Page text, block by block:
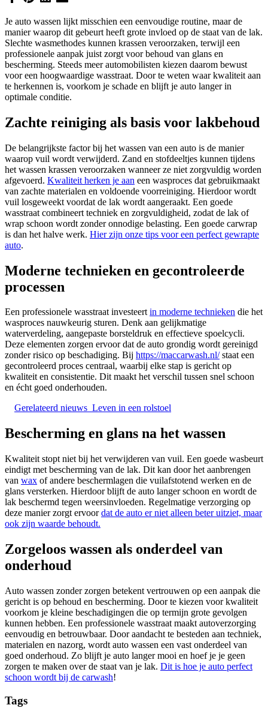
Je auto wassen lijkt misschien een eenvoudige routine, maar de
manier waarop dit gebeurt heeft grote invloed op de staat van de lak.
Slechte wasmethodes kunnen krassen veroorzaken, terwijl een
professionele aanpak juist zorgt voor behoud van glans en
bescherming. Steeds meer automobilisten kiezen daarom bewust
voor een hoogwaardige wasstraat. Door te weten waar kwaliteit aan
te herkennen is, voorkom je schade en blijft je auto langer in
optimale conditie.
Zachte reiniging als basis voor lakbehoud
De belangrijkste factor bij het wassen van een auto is de manier
waarop vuil wordt verwijderd. Zand en stofdeeltjes kunnen tijdens
het wassen krassen veroorzaken wanneer ze niet zorgvuldig worden
afgevoerd. Kwaliteit herken je aan een wasproces dat gebruikmaakt
van zachte materialen en voldoende voorreiniging. Hierdoor wordt
vuil losgeweekt voordat de lak wordt aangeraakt. Een goede
wasstraat combineert techniek en zorgvuldigheid, zodat de lak of
wrap schoon wordt zonder onnodige belasting. Een goede carwrap
is dan het halve werk. Hier zijn onze tips voor een perfect gewrapte
auto.
Moderne technieken en gecontroleerde
processen
Een professionele wasstraat investeertin moderne technieken die het
wasproces nauwkeurig sturen. Denk aan gelijkmatige
waterverdeling, aangepaste borsteldruk en effectieve spoelcycli.
Deze elementen zorgen ervoor dat de auto grondig wordt gereinigd
zonder risico op beschadiging. Bij https://maccarwash.nl/staat een
gecontroleerd proces centraal, waarbij elke stap is gericht op
kwaliteit en consistentie. Dit maakt het verschil tussen snel schoon
en écht goed onderhouden.
Gerelateerd nieuws Leven in een rolstoel
Bescherming en glans na het wassen
Kwaliteit stopt niet bij het verwijderen van vuil. Een goede wasbeurt
eindigt met bescherming van de lak. Dit kan door het aanbrengen
van wax of andere beschermlagen die vuilafstotend werken en de
glans versterken. Hierdoor blijft de auto langer schoon en wordt de
lak beschermd tegen weersinvloeden. Regelmatige verzorging op
deze manier zorgt ervoordat de auto er niet alleen beter uitziet, maar
ook zijn waarde behoudt.
Zorgeloos wassen als onderdeel van
onderhoud
Auto wassen zonder zorgen betekent vertrouwen op een aanpak die
gericht is op behoud en bescherming. Door te kiezen voor kwaliteit
voorkom je kleine beschadigingen die op termijn grote gevolgen
kunnen hebben. Een professionele wasstraat maakt autoverzorging
eenvoudig en betrouwbaar. Door aandacht te besteden aan techniek,
materialen en nazorg, wordt auto wassen een vast onderdeel van
goed onderhoud. Zo blijft je auto langer mooi en hoef je je geen
zorgen te maken over de staat van je lak. Dit is hoe je auto perfect
schoon wordt bij de carwash!
Tags